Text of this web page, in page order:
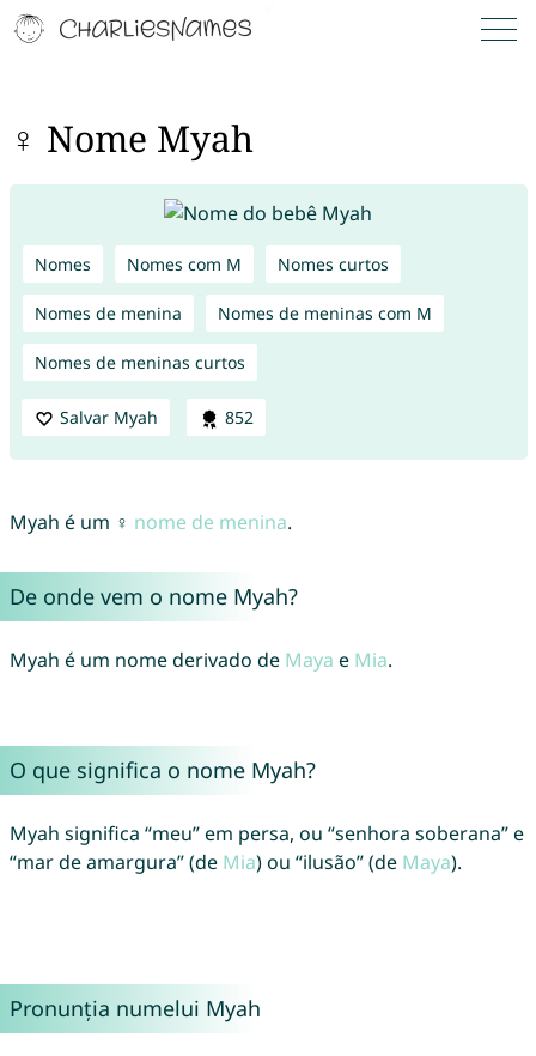
♀ Nome Myah
Nomes Nomes com M Nomes curtos
Nomes de menina Nomes de meninas com M
Nomes de meninas curtos
Salvar Myah 852
Myah é um ♀ nome de menina.
De onde vem o nome Myah?
Myah é um nome derivado de Maya e Mia.
O que significa o nome Myah?
Myah significa “meu” em persa, ou “senhora soberana” e
“mar de amargura” (de Mia) ou “ilusão” (de Maya).
Pronunția numelui Myah